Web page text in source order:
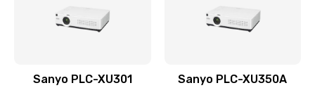
Sanyo PLC-XU301 Sanyo PLC-XU350A